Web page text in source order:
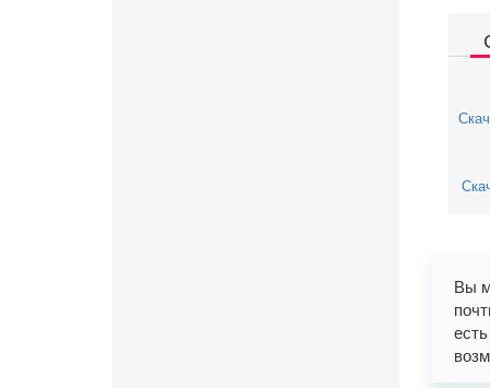
Вы